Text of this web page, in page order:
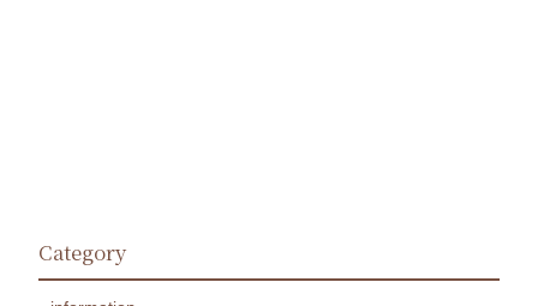
Category